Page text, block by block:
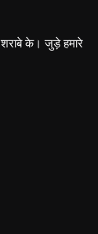
के। जुड़े हमारे